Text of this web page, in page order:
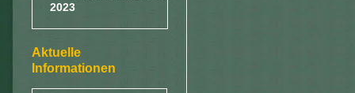
2023
Aktuelle
Informationen